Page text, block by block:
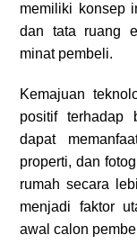
memiliki konsep
dan tata ruang
minat pembeli.
Kemajuan
positif terhadap
dapat
properti, dan
rumah secara
menjadi faktor
awal calon